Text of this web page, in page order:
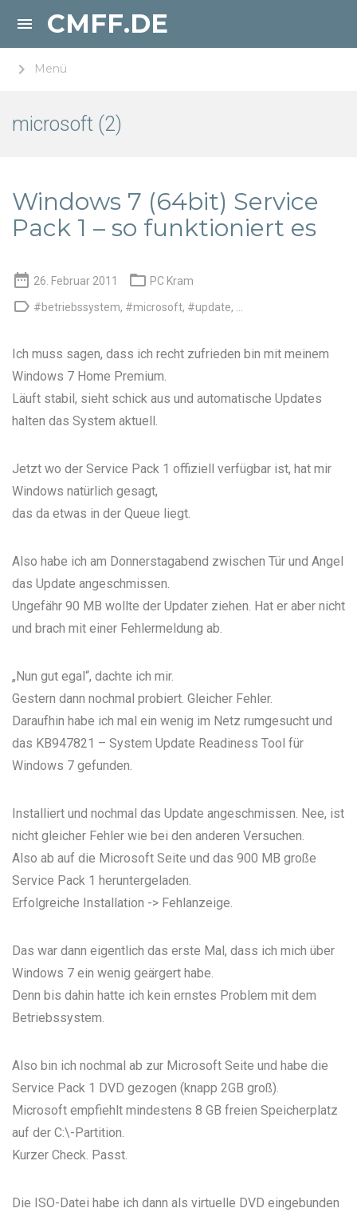
 CMFF.DE
keyboard_arrow_right Menü
microsoft (2)
Windows 7 (64bit) Service
Pack 1 – so funktioniert es
 26. Februar 2011  PC Kram
 #betriebssystem, #microsoft, #update, ...
Ich muss sagen, dass ich recht zufrieden bin mit meinem
Windows 7 Home Premium.
Läuft stabil, sieht schick aus und automatische Updates
halten das System aktuell.
Jetzt wo der Service Pack 1 offiziell verfügbar ist, hat mir
Windows natürlich gesagt,
das da etwas in der Queue liegt.
Also habe ich am Donnerstagabend zwischen Tür und Angel
das Update angeschmissen.
Ungefähr 90 MB wollte der Updater ziehen. Hat er aber nicht
und brach mit einer Fehlermeldung ab.
„Nun gut egal“, dachte ich mir.
Gestern dann nochmal probiert. Gleicher Fehler.
Daraufhin habe ich mal ein wenig im Netz rumgesucht und
das KB947821 – System Update Readiness Tool für
Windows 7 gefunden.
Installiert und nochmal das Update angeschmissen. Nee, ist
nicht gleicher Fehler wie bei den anderen Versuchen.
Also ab auf die Microsoft Seite und das 900 MB große
Service Pack 1 heruntergeladen.
Erfolgreiche Installation -> Fehlanzeige.
Das war dann eigentlich das erste Mal, dass ich mich über
Windows 7 ein wenig geärgert habe.
Denn bis dahin hatte ich kein ernstes Problem mit dem
Betriebssystem.
Also bin ich nochmal ab zur Microsoft Seite und habe die
Service Pack 1 DVD gezogen (knapp 2GB groß).
Microsoft empfiehlt mindestens 8 GB freien Speicherplatz
auf der C:\-Partition.
Kurzer Check. Passt.
Die ISO-Datei habe ich dann als virtuelle DVD eingebunden